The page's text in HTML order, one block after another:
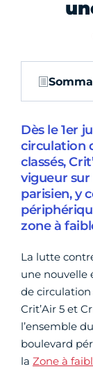
Dès le 1er
circulation
classés,
vigueur
parisien, y
zone à
La lutte
une nouvelle
de circulation
Crit’Air 5 et
l’ensemble
boulevard
la Zone à